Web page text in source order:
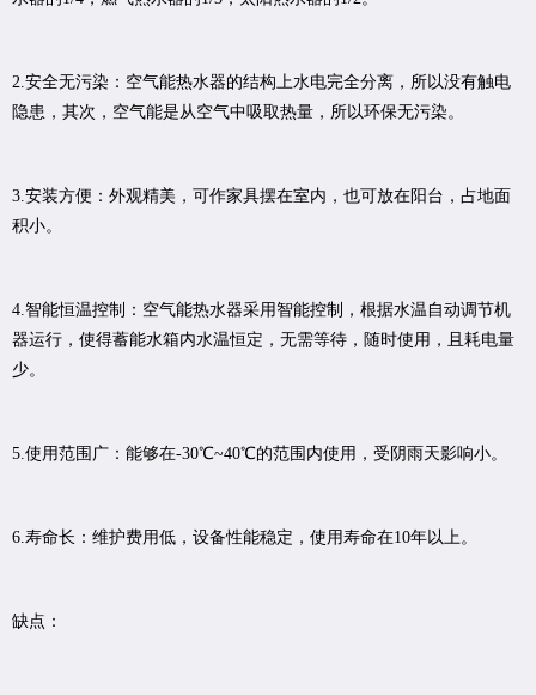
2.安全无污染：空气能热水器的结构上水电完全分离，所以没有触电
隐患，其次，空气能是从空气中吸取热量，所以环保无污染。
3.安装方便：外观精美，可作家具摆在室内，也可放在阳台，占地面
积小。
4.智能恒温控制：空气能热水器采用智能控制，根据水温自动调节机
器运行，使得蓄能水箱内水温恒定，无需等待，随时使用，且耗电量
少。
5.使用范围广：能够在-30℃~40℃的范围内使用，受阴雨天影响小。
6.寿命长：维护费用低，设备性能稳定，使用寿命在10年以上。
缺点：